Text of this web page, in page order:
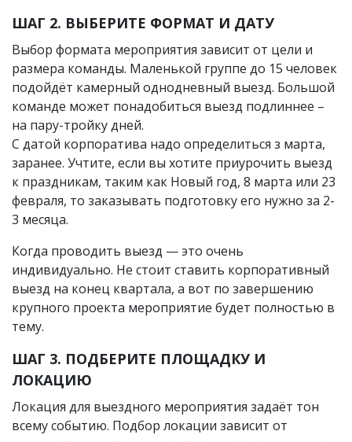
ШАГ 2. ВЫБЕРИТЕ ФОРМАТ И ДАТУ
Выбор формата мероприятия зависит от цели и
размера команды. Маленькой группе до 15 человек
подойдёт камерный однодневный выезд. Большой
команде может понадобиться выезд подлиннее –
на пару-тройку дней.
С датой корпоратива надо определиться з марта,
заранее. Учтите, если вы хотите приурочить выезд
к праздникам, таким как Новый год, 8 марта или 23
февраля, то заказывать подготовку его нужно за 2-
3 месяца.
Когда проводить выезд — это очень
индивидуально. Не стоит ставить корпоративный
выезд на конец квартала, а вот по завершению
крупного проекта мероприятие будет полностью в
тему.
ШАГ 3. ПОДБЕРИТЕ ПЛОЩАДКУ И
ЛОКАЦИЮ
Локация для выездного мероприятия задаёт тон
всему событию. Подбор локации зависит от